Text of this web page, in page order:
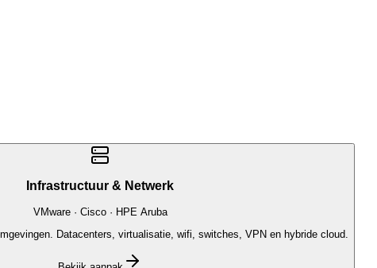
Infrastructuur & Netwerk
VMware · Cisco · HPE Aruba
Datacenters, virtualisatie, wifi, switches, VPN en hybride cloud.